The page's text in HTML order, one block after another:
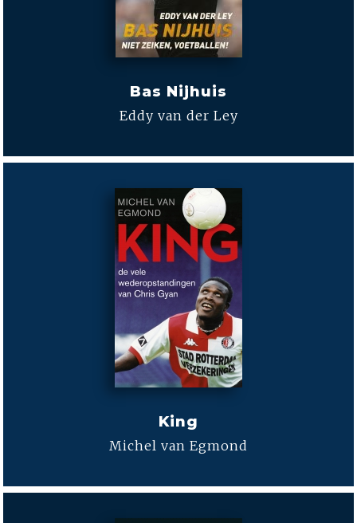
Bas Nijhuis
Eddy van der Ley
King
Michel van Egmond